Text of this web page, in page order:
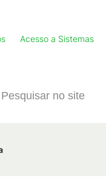
Acesso a Sistemas